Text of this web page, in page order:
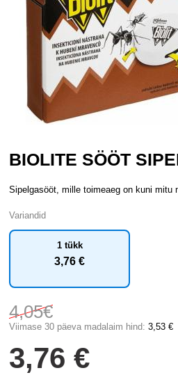
BIOLITE SÖÖT
Sipelgasööt, mille toimeaeg on kuni mitu
Variandid
1 tükk
3,76 €
4,05€
Viimase 30 päeva madalaim hind: 3,53 €
3,76 €